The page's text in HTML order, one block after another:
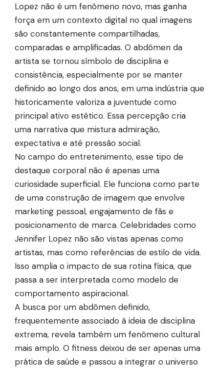
Lopez não é um fenômeno novo, mas ganha
força em um contexto digital no qual imagens
são constantemente compartilhadas,
comparadas e amplificadas. O abdômen da
artista se tornou símbolo de disciplina e
consistência, especialmente por se manter
definido ao longo dos anos, em uma indústria que
historicamente valoriza a juventude como
principal ativo estético. Essa percepção cria
uma narrativa que mistura admiração,
expectativa e até pressão social.
No campo do entretenimento, esse tipo de
destaque corporal não é apenas uma
curiosidade superficial. Ele funciona como parte
de uma construção de imagem que envolve
marketing pessoal, engajamento de fãs e
posicionamento de marca. Celebridades como
Jennifer Lopez não são vistas apenas como
artistas, mas como referências de estilo de vida.
Isso amplia o impacto de sua rotina física, que
passa a ser interpretada como modelo de
comportamento aspiracional.
A busca por um abdômen definido,
frequentemente associado à ideia de disciplina
extrema, revela também um fenômeno cultural
mais amplo. O fitness deixou de ser apenas uma
prática de saúde e passou a integrar o universo